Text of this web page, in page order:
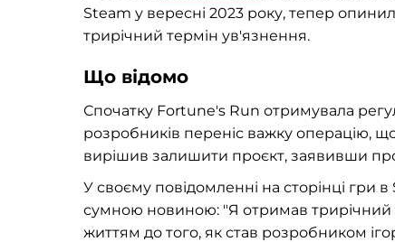
Steam у вересні 2023 року, тепер
трирічний термін ув'язнення.
Що відомо
Спочатку Fortune's Run отримувала
розробників переніс важку операцію,
вирішив залишити проєкт, заявивши про
У своєму повідомленні на сторінці
сумною новиною: "Я отримав трирічний
життям до того, як став розробником